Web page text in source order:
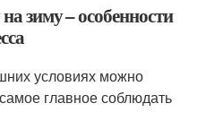
зиму – особенности
условиях можно
главное соблюдать